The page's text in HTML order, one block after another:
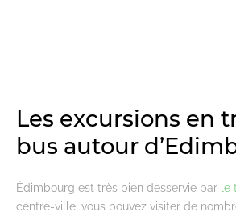
Les excursions en
bus autour
Édimbourg est très bien desservie par le
centre-ville, vous pouvez visiter de